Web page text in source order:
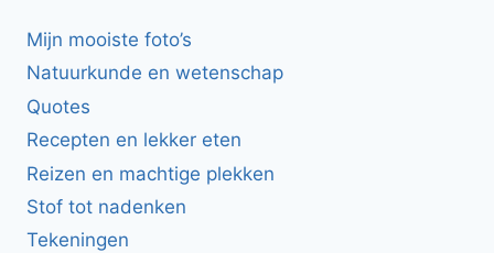
Mijn mooiste foto’s
Natuurkunde en wetenschap
Quotes
Recepten en lekker eten
Reizen en machtige plekken
Stof tot nadenken
Tekeningen